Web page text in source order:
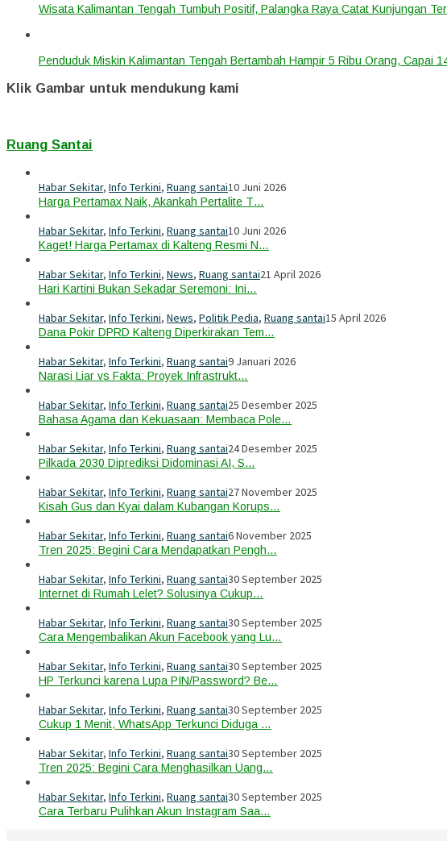
Wisata Kalimantan Tengah Tumbuh Positif, Palangka Raya Catat Kunjungan
Penduduk Miskin Kalimantan Tengah Bertambah Hampir 5 Ribu Orang, Capai
Klik Gambar untuk mendukung kami
Ruang Santai
Habar Sekitar, Info Terkini, Ruang santai10 Juni 2026
Harga Pertamax Naik, Akankah Pertalite T…
Habar Sekitar, Info Terkini, Ruang santai10 Juni 2026
Kaget! Harga Pertamax di Kalteng Resmi N…
Habar Sekitar, Info Terkini, News, Ruang santai21 April 2026
Hari Kartini Bukan Sekadar Seremoni: Ini…
Habar Sekitar, Info Terkini, News, Politik Pedia, Ruang santai15 April 2026
Dana Pokir DPRD Kalteng Diperkirakan Tem…
Habar Sekitar, Info Terkini, Ruang santai9 Januari 2026
Narasi Liar vs Fakta: Proyek Infrastrukt…
Habar Sekitar, Info Terkini, Ruang santai25 Desember 2025
Bahasa Agama dan Kekuasaan: Membaca Pole…
Habar Sekitar, Info Terkini, Ruang santai24 Desember 2025
Pilkada 2030 Diprediksi Didominasi AI, S…
Habar Sekitar, Info Terkini, Ruang santai27 November 2025
Kisah Gus dan Kyai dalam Kubangan Korups…
Habar Sekitar, Info Terkini, Ruang santai6 November 2025
Tren 2025: Begini Cara Mendapatkan Pengh…
Habar Sekitar, Info Terkini, Ruang santai30 September 2025
Internet di Rumah Lelet? Solusinya Cukup…
Habar Sekitar, Info Terkini, Ruang santai30 September 2025
Cara Mengembalikan Akun Facebook yang Lu…
Habar Sekitar, Info Terkini, Ruang santai30 September 2025
HP Terkunci karena Lupa PIN/Password? Be…
Habar Sekitar, Info Terkini, Ruang santai30 September 2025
Cukup 1 Menit, WhatsApp Terkunci Diduga …
Habar Sekitar, Info Terkini, Ruang santai30 September 2025
Tren 2025: Begini Cara Menghasilkan Uang…
Habar Sekitar, Info Terkini, Ruang santai30 September 2025
Cara Terbaru Pulihkan Akun Instagram Saa…